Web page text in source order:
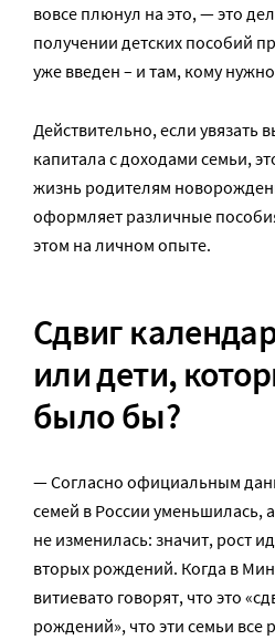
вовсе плюнул на это, — это
получении детских пособий
уже введен – и там, кому
Действительно, если увязать
капитала с доходами семьи,
жизнь родителям
оформляет различные
этом на личном опыте.
Сдвиг
или дети,
было бы?
— Согласно официальным
семей в России уменьшилась,
не изменилась: значит, рост
вторых рождений. Когда в
витиевато говорят, что это
рождений», что эти семьи все